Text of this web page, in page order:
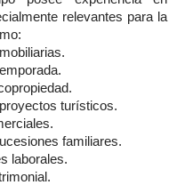
relevantes para la
turísticos.
familiares.
laborales.